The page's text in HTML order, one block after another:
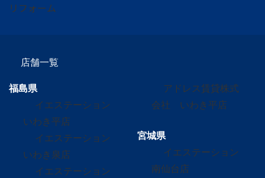
リフォーム
店舗一覧
福島県
イエステーション
いわき平店
イエステーション
いわき泉店
イエステーション
アドレス賃貸株式
会社 いわき平店
宮城県
イエステーション
南仙台店